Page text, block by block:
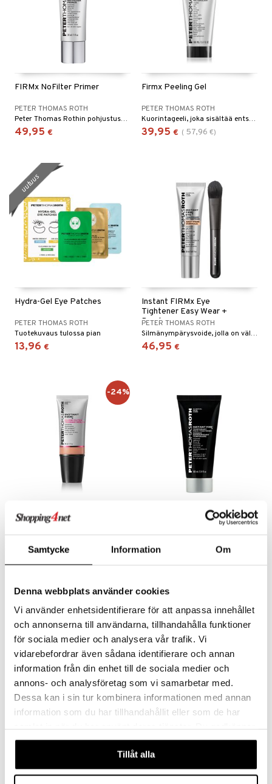
Samtycke Information Om
Denna webbplats använder cookies
Vi använder enhetsidentifierare för att anpassa innehållet
och annonserna till användarna, tillhandahålla funktioner
för sociala medier och analysera vår trafik. Vi
vidarebefordrar även sådana identifierare och annan
information från din enhet till de sociala medier och
annons- och analysföretag som vi samarbetar med.
Dessa kan i sin tur kombinera informationen med annan
information som du har tillhandahållit eller som de har
våra cookies vid fortsatt användande av vår webbplats.
Tillåt alla
FIRMx NoFilter Primer
PETER THOMAS ROTH
Peter Thomas Rothin pohjustusvoide, joka antaa välittömästi kiinteämmän, sileämmän ja kimmoisamman ihon
49,95 €
Firmx Peeling Gel
PETER THOMAS ROTH
Kuorintageeli, joka sisältää entsyymejä ja selluloosaa Peter Thomas Rothilta
39,95 € ( 57,96 €)
Hydra-Gel Eye Patches
PETER THOMAS ROTH
Tuotekuvaus tulossa pian
13,96 €
uutuus
Instant FIRMx Eye
Tightener Easy Wear +
Brush
PETER THOMAS ROTH
Silmänympärysvoide, jolla on välittömästi kiinteyttävä vaikutus, Peter Thomas Rothilta.
46,95 €
Instant FIRMx Glow Filter
Priming Serum
Heleyttävä ja kiinteyttävä primer Peter Thomas Rothilta.
37,95 € (49,95€)
-24%
Instant FIRMx Temporary
Eye Patches
43,95 €
uutuus
PETER THOMAS ROTH
30,95 €